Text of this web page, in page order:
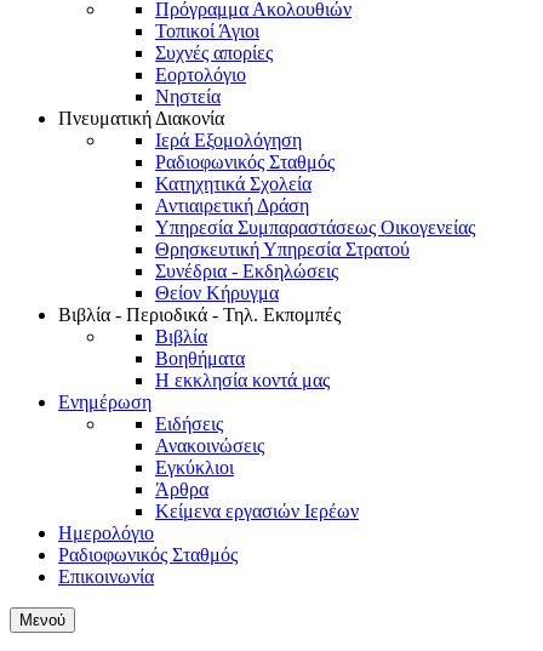
Πρόγραμμα Ακολουθιών
Τοπικοί Άγιοι
Συχνές απορίες
Εορτολόγιο
Νηστεία
Πνευματική Διακονία
Ιερά Εξομολόγηση
Ραδιοφωνικός Σταθμός
Κατηχητικά Σχολεία
Αντιαιρετική Δράση
Υπηρεσία Συμπαραστάσεως Οικογενείας
Θρησκευτική Υπηρεσία Στρατού
Συνέδρια - Εκδηλώσεις
Θείον Κήρυγμα
Βιβλία - Περιοδικά - Τηλ. Εκπομπές
Βιβλία
Βοηθήματα
Η εκκλησία κοντά μας
Ενημέρωση
Ειδήσεις
Ανακοινώσεις
Εγκύκλιοι
Άρθρα
Κείμενα εργασιών Ιερέων
Ημερολόγιο
Ραδιοφωνικός Σταθμός
Επικοινωνία
Μενού